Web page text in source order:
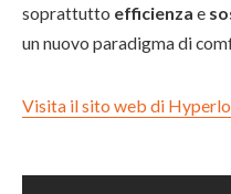
soprattutto efficienza e
un nuovo paradigma di
Visita il sito web di